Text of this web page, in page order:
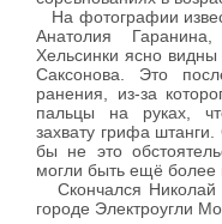
На фотографии
Анатолия
Хельсинки ясно
Саксонова. Это
ранения, из-за
пальцы на руках,
захвату грифа
бы не это
могли быть ещё более
Скончался Николай
городе Электроугли